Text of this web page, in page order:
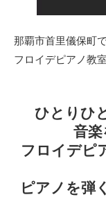
那覇市首里儀保町
フロイデピアノ教室
ひとりひ
音楽
フロイデピ
ピアノを弾